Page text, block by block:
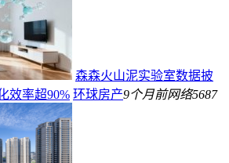
森森火山泥实验室数据披
效率超90% 环球房产9个月前网络5687